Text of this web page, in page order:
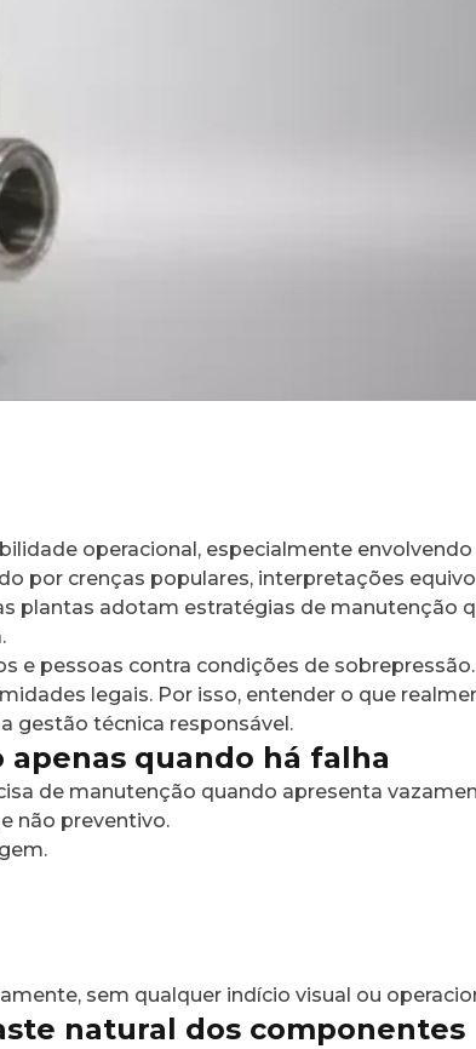
operacional, especialmente
por crenças populares, interpretações
plantas adotam estratégias de manutenção
pessoas contra condições de
legais. Por isso, entender o que
gestão técnica responsável.
quando há falha
de manutenção quando apresenta
não preventivo.
sem qualquer indício visual ou
natural dos componentes